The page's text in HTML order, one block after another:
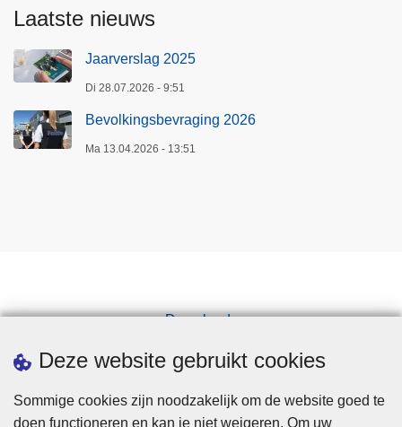
Deze website gebruikt cookies
Sommige cookies zijn noodzakelijk om de website goed te
doen functioneren en kan je niet weigeren. Om uw
Laatste nieuws
Jaarverslag 2025
Di 28.07.2026 - 9:51
Bevolkingsbevraging 2026
Ma 13.04.2026 - 13:51
Downloads
Pers